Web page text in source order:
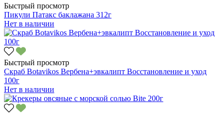
Быстрый просмотр
Пикули Патакс баклажана 312г
Нет в наличии
Быстрый просмотр
Скраб Botavikos Вербена+эвкалипт Восстановление и уход
100г
Нет в наличии